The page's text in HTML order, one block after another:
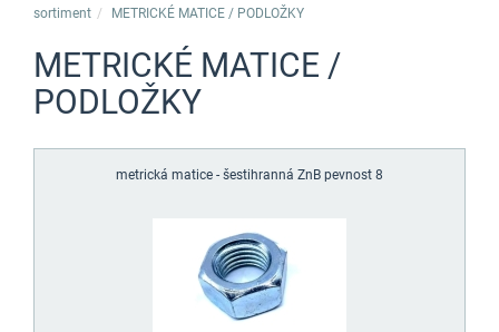
sortiment METRICKÉ MATICE / PODLOŽKY
METRICKÉ MATICE /
PODLOŽKY
metrická matice - šestihranná ZnB pevnost 8